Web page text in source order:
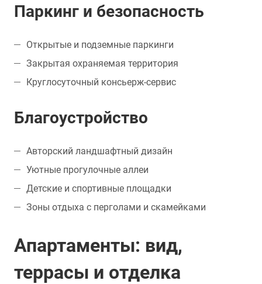
Паркинг и безопасность
Открытые и подземные паркинги
Закрытая охраняемая территория
Круглосуточный консьерж-сервис
Благоустройство
Авторский ландшафтный дизайн
Уютные прогулочные аллеи
Детские и спортивные площадки
Зоны отдыха с перголами и скамейками
Апартаменты: вид,
террасы и отделка